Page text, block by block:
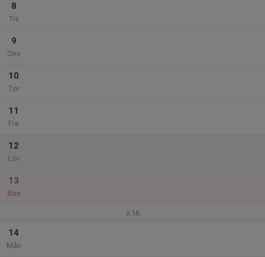
8
Tis
9
Ons
10
Tor
11
Fre
12
Lör
13
Sön
v.16
14
Mån